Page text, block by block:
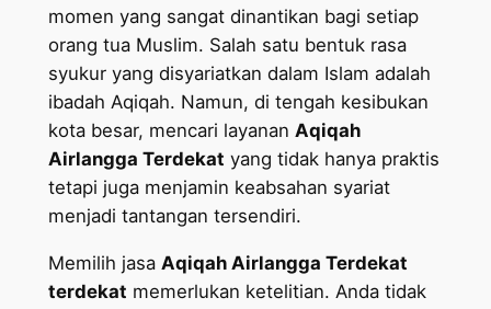
momen yang sangat dinantikan bagi setiap
orang tua Muslim. Salah satu bentuk rasa
syukur yang disyariatkan dalam Islam adalah
ibadah Aqiqah. Namun, di tengah kesibukan
kota besar, mencari layanan Aqiqah
Airlangga Terdekat yang tidak hanya praktis
tetapi juga menjamin keabsahan syariat
menjadi tantangan tersendiri.
Memilih jasa Aqiqah Airlangga Terdekat
terdekat memerlukan ketelitian. Anda tidak